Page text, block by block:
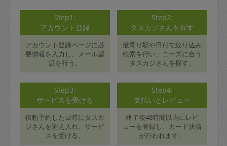
Step1:
アカウント登録
アカウント登録ページに必
要情報を入力し、メール認
証を行う。
Step2:
タスカジさんを探す
最寄り駅や日付で絞り込み
検索を行い、ニーズに合う
タスカジさんを探す。
Step3:
サービスを受ける
依頼予約した日時にタスカ
ジさんを迎え入れ、サービ
スを受ける。
Step4:
支払いとレビュー
終了後48時間以内にレビ
ューを登録し、カード決済
が行われます。